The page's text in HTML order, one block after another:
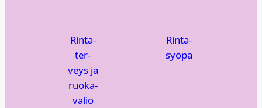
Rin­ta­
ter­
veys ja
ruo­ka­
va­lio
Rin­ta­
syö­pä